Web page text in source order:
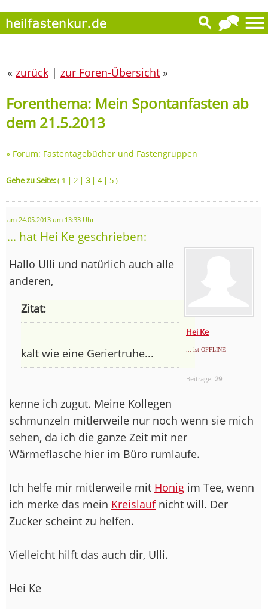
« zurück | zur Foren-Übersicht »
Forenthema: Mein Spontanfasten ab
dem 21.5.2013
» Forum: Fastentagebücher und Fastengruppen
Gehe zu Seite:( 1 | 2 | 3| 4| 5)
am 24.05.2013 um 13:33 Uhr
... hat Hei Ke geschrieben:
Hei Ke
... ist OFFLINE
Beiträge: 29
Hallo Ulli und natürlich auch alle
anderen,
Zitat:
kalt wie eine Geriertruhe...
kenne ich zugut. Meine Kollegen
schmunzeln mitlerweile nur noch wenn sie mich
sehen, da ich die ganze Zeit mit ner
Wärmeflasche hier im Büro rumlaufe.
Ich helfe mir mitlerweile mit Honig im Tee, wenn
ich merke das mein Kreislaufnicht will. Der
Zucker scheint zu helfen.
Vielleicht hilft das auch dir, Ulli.
Hei Ke